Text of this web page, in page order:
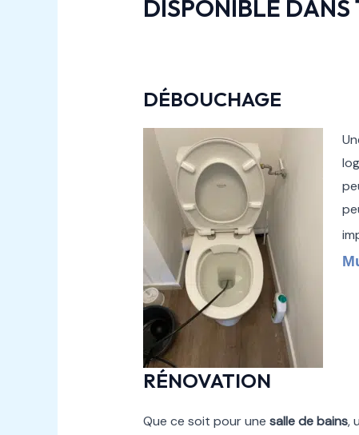
DISPONIBLE
DÉBOUCHAGE
RÉNOVATION
Que ce soit pour une salle de bains,